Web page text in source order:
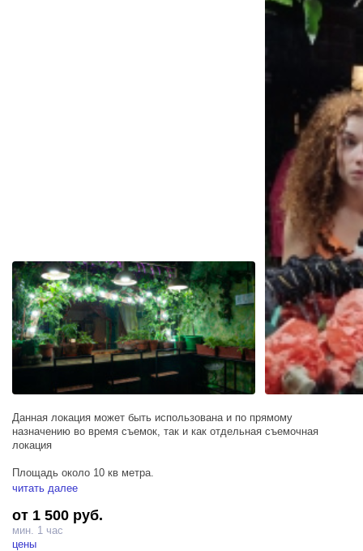
Данная локация может быть использована и по прямому
назначению во время съемок, так и как отдельная съемочная
локация
Площадь около 10 кв метра.
Гримерное зеркало
Большое количество живых и искусственных растений
фактурные стены
читать далее
от 1 500 руб.
мин. 1 час
цены